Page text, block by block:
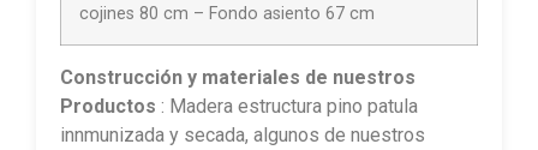
cojines 80 cm – Fondo asiento 67 cm
Construcción y materiales de nuestros
Productos : Madera estructura pino patula
innmunizada y secada, algunos de nuestros